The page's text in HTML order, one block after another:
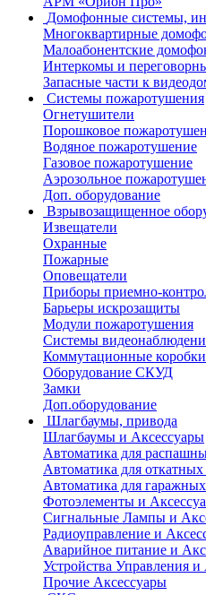
Домофонные системы,
Многоквартирные
Малоабонентские
Интеркомы и
Запасные части к
Системы пожаротушения
Огнетушители
Порошковое
Водяное пожаротушение
Газовое пожаротушение
Аэрозольное
Доп. оборудование
Взрывозащищенное
Извещатели
Охранные
Пожарные
Оповещатели
Приборы приемно-
Барьеры искрозащиты
Модули пожаротушения
Системы
Коммутационные коробки
Оборудование СКУД
Замки
Доп.оборудование
Шлагбаумы, привода
Шлагбаумы и Аксессуары
Автоматика для
Автоматика для
Автоматика для
Фотоэлементы и
Сигнальные Лампы и
Радиоуправление и
Аварийное питание и
Устройства Управления и
Прочие Аксессуары